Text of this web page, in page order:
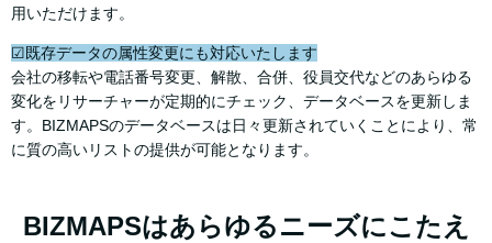
用いただけます。
☑既存データの属性変更にも対応いたします
会社の移転や電話番号変更、解散、合併、役員交代などのあらゆる
変化をリサーチャーが定期的にチェック、データベースを更新しま
す。BIZMAPSのデータベースは日々更新されていくことにより、常
に質の高いリストの提供が可能となります。
BIZMAPSはあらゆるニーズにこたえ